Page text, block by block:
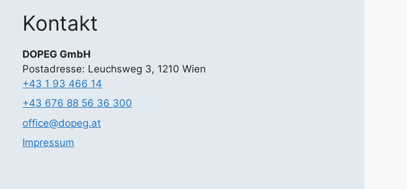
Kontakt
DOPEG GmbH
Postadresse: Leuchsweg 3, 1210 Wien
+43 1 93 466 14
+43 676 88 56 36 300
office@dopeg.at
Impressum